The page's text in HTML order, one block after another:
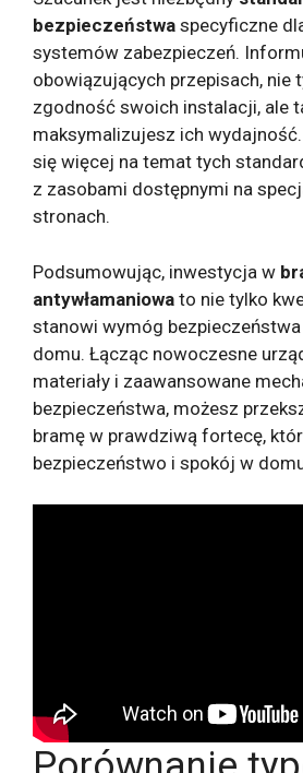
bezpieczeństwa specyficzne
systemów zabezpieczeń.
obowiązujących przepisach, nie
zgodność swoich instalacji, ale
maksymalizujesz ich
się więcej na temat tych
z zasobami dostępnymi na
stronach.
Podsumowując, inwestycja w
antywłamaniowa to nie tylko
stanowi wymóg
domu. Łącząc nowoczesne
materiały i zaawansowane
bezpieczeństwa, możesz
bramę w prawdziwą fortecę,
bezpieczeństwo i spokój w